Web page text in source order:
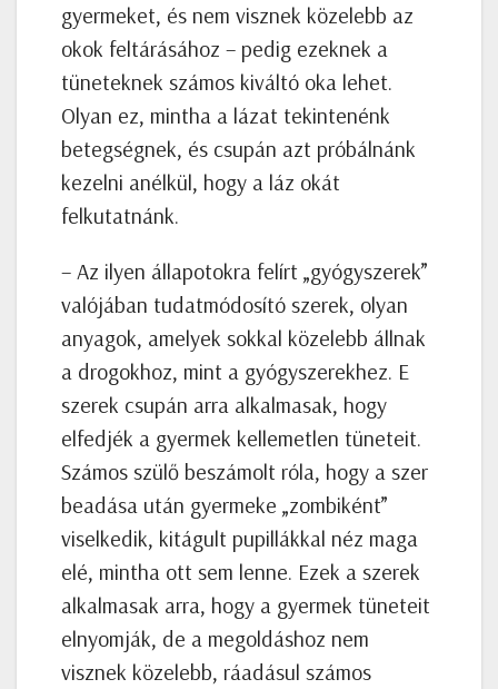
gyermeket, és nem visznek közelebb az
okok feltárásához – pedig ezeknek a
tüneteknek számos kiváltó oka lehet.
Olyan ez, mintha a lázat tekintenénk
betegségnek, és csupán azt próbálnánk
kezelni anélkül, hogy a láz okát
felkutatnánk.
– Az ilyen állapotokra felírt „gyógyszerek”
valójában tudatmódosító szerek, olyan
anyagok, amelyek sokkal közelebb állnak
a drogokhoz, mint a gyógyszerekhez. E
szerek csupán arra alkalmasak, hogy
elfedjék a gyermek kellemetlen tüneteit.
Számos szülő beszámolt róla, hogy a szer
beadása után gyermeke „zombiként”
viselkedik, kitágult pupillákkal néz maga
elé, mintha ott sem lenne. Ezek a szerek
alkalmasak arra, hogy a gyermek tüneteit
elnyomják, de a megoldáshoz nem
visznek közelebb, ráadásul számos